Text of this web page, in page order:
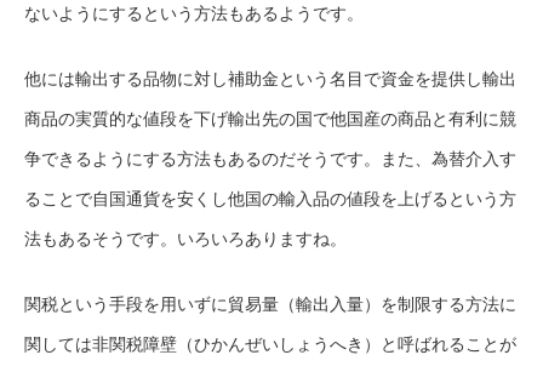
ないようにするという方法もあるようです。
他には輸出する品物に対し補助金という名目で資金を提供し輸出
商品の実質的な値段を下げ輸出先の国で他国産の商品と有利に競
争できるようにする方法もあるのだそうです。また、為替介入す
ることで自国通貨を安くし他国の輸入品の値段を上げるという方
法もあるそうです。いろいろありますね。
関税という手段を用いずに貿易量（輸出入量）を制限する方法に
関しては非関税障壁（ひかんぜいしょうへき）と呼ばれることが